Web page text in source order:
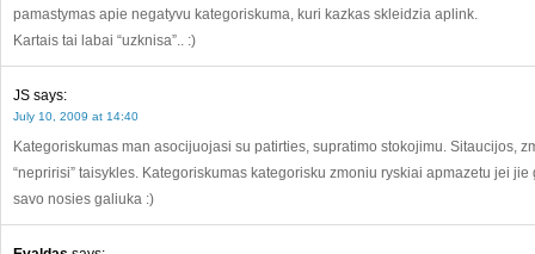
pamastymas apie negatyvu kategoriskuma, kuri kazkas skleidzia aplink.
Kartais tai labai “uzknisa”.. :)
JS says:
July 10, 2009 at 14:40
Kategoriskumas man asocijuojasi su patirties, supratimo stokojimu. Sitaucijos,
“nepririsi” taisykles. Kategoriskumas kategorisku zmoniu ryskiai apmazetu jei
savo nosies galiuka :)